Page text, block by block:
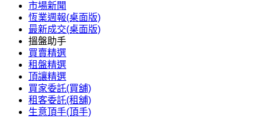
市場新聞
恆業週報(桌面版)
最新成交(桌面版)
搵盤助手
買賣精選
租盤精選
頂讓精選
買家委託(買舖)
租客委託(租舖)
生意頂手(頂手)